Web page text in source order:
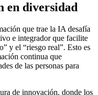
en diversidad
que trae la IA desafía
e integrador que facilite
y el “riesgo real”. Esto es
continua que
de las personas para
de innovación, donde los